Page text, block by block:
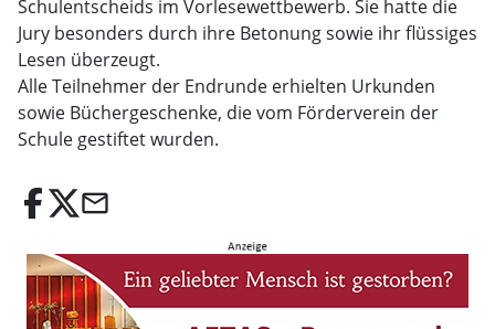
Schulentscheids im Vorlesewettbewerb. Sie hatte die
Jury besonders durch ihre Betonung sowie ihr flüssiges
Lesen überzeugt.
Alle Teilnehmer der Endrunde erhielten Urkunden
sowie Büchergeschenke, die vom Förderverein der
Schule gestiftet wurden.
email